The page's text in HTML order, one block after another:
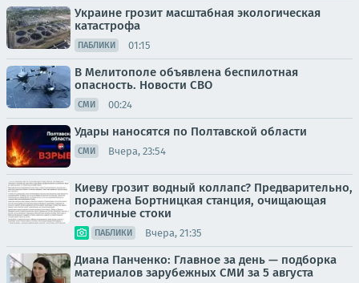
Украине грозит масштабная экологическая
катастрофа
ПАБЛИКИ 01:15
В Мелитополе объявлена беспилотная
опасность. Новости СВО
СМИ 00:24
Удары наносятся по Полтавской области
СМИ Вчера, 23:54
Киеву грозит водный коллапс? Предварительно,
поражена Бортницкая станция, очищающая
столичные стоки
ПАБЛИКИ Вчера, 21:35
Диана Панченко: Главное за день — подборка
материалов зарубежных СМИ за 5 августа